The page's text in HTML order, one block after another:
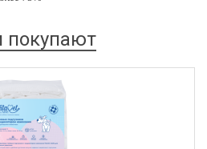
покупают